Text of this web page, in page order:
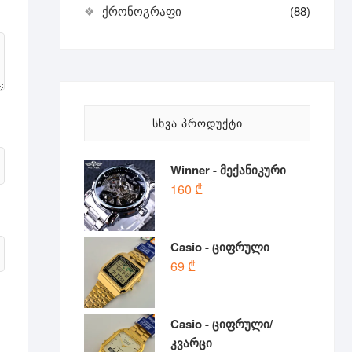
ქრონოგრაფი
(88)
ᲡᲮᲕᲐ ᲞᲠᲝᲓᲣᲥᲢᲘ
Winner - მექანიკური
160 ₾
Casio - ციფრული
69 ₾
Casio - ციფრული/
კვარცი